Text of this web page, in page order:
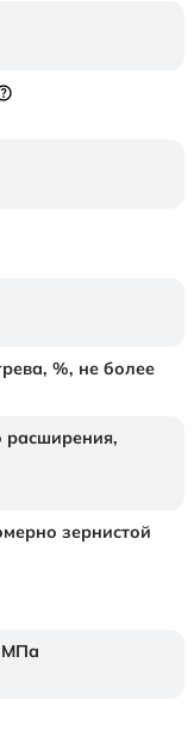
%, не более
расширения,
зернистой
МПа